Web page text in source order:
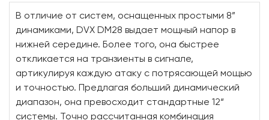
В отличие от систем, оснащенных простыми 8”
динамиками, DVX DM28 выдает мощный напор в
нижней середине. Более того, она быстрее
откликается на транзиенты в сигнале,
артикулируя каждую атаку с потрясающей мощью
и точностью. Предлагая больший динамический
диапазон, она превосходит стандартные 12“
системы. Точно рассчитанная комбинация